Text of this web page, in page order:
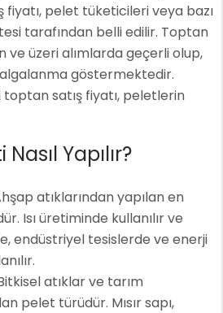
pelet tüketicileri veya bazı
tarafından belli edilir. Toptan
ve üzeri alımlarda geçerli olup,
göstermektedir.
satış fiyatı, peletlerin
Yapılır?
atıklarından yapılan en
Isı üretiminde kullanılır ve
endüstriyel tesislerde ve enerji
atıklar ve tarım
pelet türüdür. Mısır sapı,